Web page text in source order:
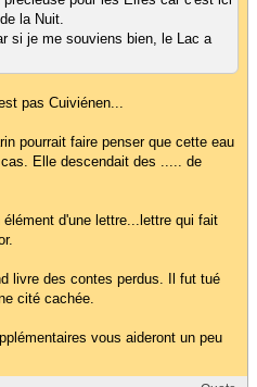
la Nuit.
si je me souviens bien, le Lac a
pas Cuiviénen...
pourrait faire penser que cette eau
Elle descendait des ..... de
d'une lettre...lettre qui fait
livre des contes perdus. Il fut tué
cité cachée.
vous aideront un peu